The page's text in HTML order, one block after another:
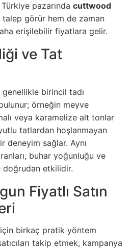
pazarında cuttwood
görür hem de zaman
erişilebilir fiyatlara gelir.
ve Tat
birincil tadı
örneğin meyve
veya karamelize alt tonlar
tatlardan hoşlanmayan
deneyim sağlar. Aynı
buhar yoğunluğu ve
doğrudan etkilidir.
Fiyatlı Satın
birkaç pratik yöntem
takip etmek, kampanya